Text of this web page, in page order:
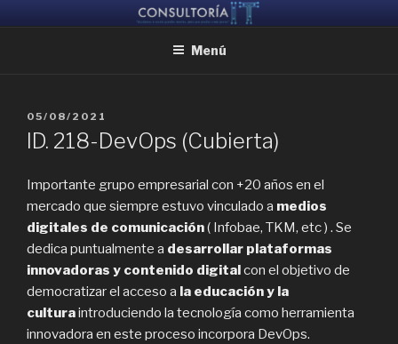
al
CONSULTORIA IT
Ayudamos a reunir grandes mentes, para que puedan crear juntas
Menú
PUBLICADO
EL
05/08/2021
ID. 218-DevOps (Cubierta)
Importante grupo empresarial con +20 años en el
mercado que siempre estuvo vinculado a medios
digitales de comunicación( Infobae, TKM, etc ) . Se
dedica puntualmente a desarrollar plataformas
innovadoras y contenido digitalcon el objetivo de
democratizar el acceso a la educación y la
culturaintroduciendo la tecnología como herramienta
innovadora en este proceso incorpora DevOps.